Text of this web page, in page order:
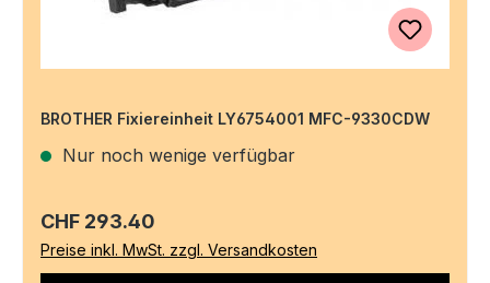
BROTHER Fixiereinheit LY6754001 MFC-9330CDW
Nur noch wenige verfügbar
Regulärer Preis:
CHF 293.40
Preise inkl. MwSt. zzgl. Versandkosten